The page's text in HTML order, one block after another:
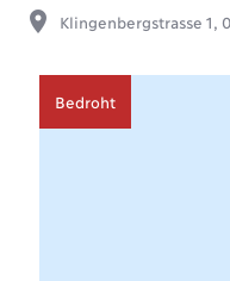
place Klingenbergstrasse 1,
Bedroht